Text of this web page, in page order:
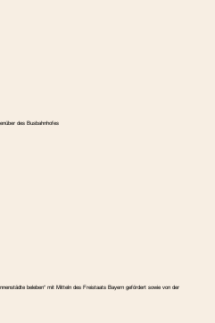
des Busbahnhofes
beleben“ mit Mitteln des Freistaats Bayern gefördert sowie von der